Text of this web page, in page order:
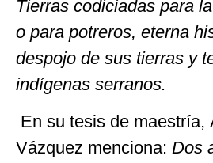
Tierras codiciadas para la
o para potreros, eterna
despojo de sus tierras y
indígenas serranos.
En su tesis de maestría,
Vázquez menciona: Dos